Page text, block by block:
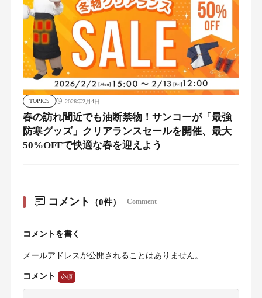
TOPICS 2026年2月4日
春の訪れ間近でも油断禁物！サンコーが「最強
防寒グッズ」クリアランスセールを開催、最大
50%OFFで快適な春を迎えよう
コメント （0件） Comment
コメントを書く
メールアドレスが公開されることはありません。
コメント